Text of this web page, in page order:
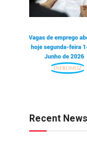
Recent News